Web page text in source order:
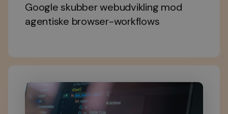
Google skubber webudvikling mod
agentiske browser-workflows